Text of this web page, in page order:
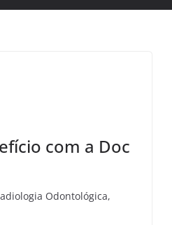
com a Doc
Odontológica,